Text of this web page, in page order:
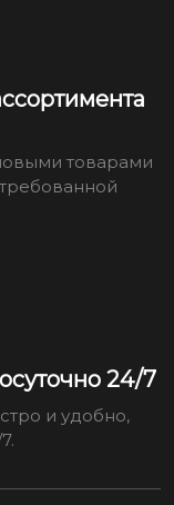
товарами
24/7
и удобно,